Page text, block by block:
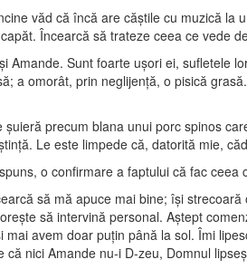
văd că încă are căştile cu muzică
Încearcă să trateze ceea ce vede
Amande. Sunt foarte uşori ei, sufletele
a omorât, prin neglijenţă, o pisică
şuieră precum blana unui porc spinos
Le este limpede că, datorită mie,
o confirmare a faptului că fac
să mă apuce mai bine; îşi
să intervină personal. Aştept
mai avem doar puţin până la sol. Îmi
că nici Amande nu-i D-zeu, Domnul